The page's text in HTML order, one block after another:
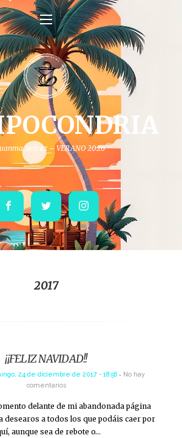
Suárez – VERANO 2026
Facebook Twitter Instagram
2017
¡¡FELIZ NAVIDAD!!
24 de diciembre de 2017 - 18:56
No hay
comentarios
delante de mi abandonada página
desearos a todos los que podáis caer por
aunque sea de rebote o…